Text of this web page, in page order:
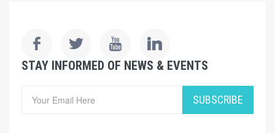
STAY INFORMED OF NEWS & EVENTS
SUBSCRIBE